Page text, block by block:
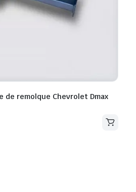
de remolque Chevrolet Dmax